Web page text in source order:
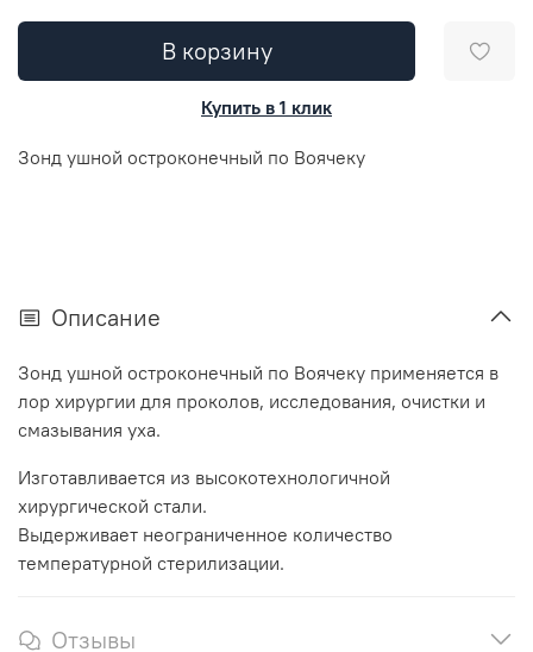
В корзину
Купить в 1 клик
Зонд ушной остроконечный по Воячеку
Описание
Зонд ушной остроконечный по Воячеку применяется в
лор хирургии для проколов, исследования, очистки и
смазывания уха.
Изготавливается из высокотехнологичной
хирургической стали.
Выдерживает неограниченное количество
температурной стерилизации.
Отзывы